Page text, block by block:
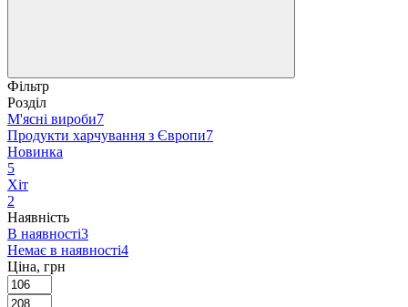
Фільтр
Розділ
М'ясні вироби7
Продукти харчування з Європи7
Новинка
5
Хіт
2
Наявність
В наявності3
Немає в наявності4
Ціна, грн